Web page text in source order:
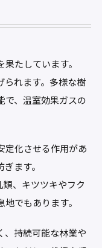
たしています。
られます。多様な樹
で、温室効果ガスの
定化させる作用があ
ます。
、キツツキやフク
でもあります。
、持続可能な林業や